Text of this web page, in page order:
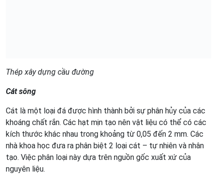
Thép xây dựng cầu đường
Cát sông
Cát là một loại đá được hình thành bởi sự phân hủy của các
khoáng chất rắn. Các hạt mịn tạo nên vật liệu có thể có các
kích thước khác nhau trong khoảng từ 0,05 đến 2 mm. Các
nhà khoa học đưa ra phân biệt 2 loại cát – tự nhiên và nhân
tạo. Việc phân loại này dựa trên nguồn gốc xuất xứ của
nguyên liệu.